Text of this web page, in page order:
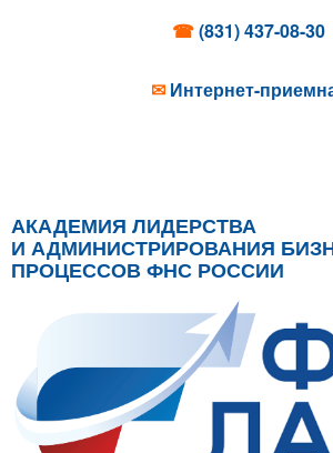
☎(831) 437-08-30
✉ Интернет-
АКАДЕМИЯ ЛИДЕРСТВА
И АДМИНИСТРИРОВАНИЯ
ПРОЦЕССОВ ФНС РОССИИ